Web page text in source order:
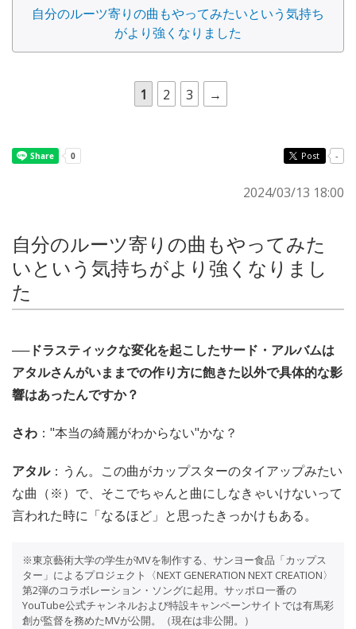
自分のルーツ寄りの曲もやってみたいという気持ち
がより強くなりました
1 2 3 →
Post -
2024/03/13 18:00
自分のルーツ寄りの曲もやってみた
いという気持ちがより強くなりまし
た
──ドラスティックな変化を起こしたサード・アルバムは
アタルさんがいままでの作り方に飽きた以外で具体的な影
響はあったんですか？
さわ ："本当の綺麗がわからない"かな？
アタル：うん。この曲がカップスターのタイアップみたい
な曲（※）で、そこでちゃんと曲にしなきゃいけないって
言われた時に「なるほど」と思ったきっかけもある。
※東京藝術大学の学生がMVを制作する、サンヨー食品「カップス
ター」によるプロジェクト〈NEXT GENERATION NEXT CREATION〉
第2弾のコラボレーション・ソングに起用。サッポロ一番の
YouTube公式チャンネルおよび特設キャンペーンサイトでは有馬彩
創が監督を務めたMVが公開。（現在は非公開。）